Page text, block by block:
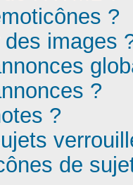
?
images
?
?
de